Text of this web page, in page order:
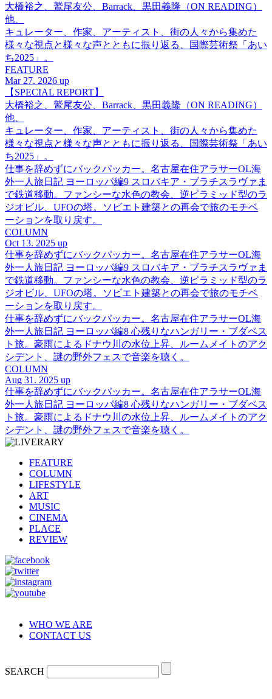
大橋裕之、鷲尾友公、Barrack、黒田義隆（ON READING）
他、
キュレーター、作家、アーティスト、街の人々から集めた
様々な視点と様々な声とともに振り返る、国際芸術祭「あい
ち2025」。
FEATURE
Mar 27. 2026 up
【SPECIAL REPORT】
大橋裕之、鷲尾友公、Barrack、黒田義隆（ON READING）
他、
キュレーター、作家、アーティスト、街の人々から集めた
様々な視点と様々な声とともに振り返る、国際芸術祭「あい
ち2025」。
仕事を辞めずにバックパッカー。名古屋在住アラサーOL海
外一人旅日記 ヨーロッパ編9 スロバキア・ブラチスラヴァま
で鉄道移動。ファンシーな水色の教会、逆ピラミッド型のラ
ジオビル、UFOの塔。ソビエト建築との再会で旅のモチベ
ーションを取り戻す。
COLUMN
Oct 13. 2025 up
仕事を辞めずにバックパッカー。名古屋在住アラサーOL海
外一人旅日記 ヨーロッパ編9 スロバキア・ブラチスラヴァま
で鉄道移動。ファンシーな水色の教会、逆ピラミッド型のラ
ジオビル、UFOの塔。ソビエト建築との再会で旅のモチベ
ーションを取り戻す。
仕事を辞めずにバックパッカー。名古屋在住アラサーOL海
外一人旅日記 ヨーロッパ編8 心残りなハンガリー・ブダペス
ト旅。豪雨によるドナウ川の水位上昇、ルームメイトのアク
シデント、謎の野外フェスで音楽を聴く。
COLUMN
Aug 31. 2025 up
仕事を辞めずにバックパッカー。名古屋在住アラサーOL海
外一人旅日記 ヨーロッパ編8 心残りなハンガリー・ブダペス
ト旅。豪雨によるドナウ川の水位上昇、ルームメイトのアク
シデント、謎の野外フェスで音楽を聴く。
FEATURE
COLUMN
LIFESTYLE
ART
MUSIC
CINEMA
PLACE
REVIEW
WHO WE ARE
CONTACT US
SEARCH